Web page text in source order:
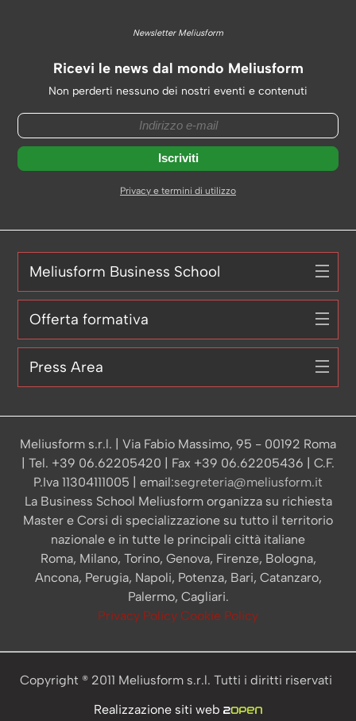
Newsletter Meliusform
Ricevi le news dal mondo Meliusform
Non perderti nessuno dei nostri eventi e contenuti
Privacy e termini di utilizzo
Meliusform Business School
Offerta formativa
Press Area
Meliusform s.r.l. | Via Fabio Massimo, 95 - 00192 Roma
| Tel. +39 06.62205420 | Fax +39 06.62205436 | C.F.
P.Iva 11304111005 | email:segreteria@meliusform.it
La Business School Meliusform organizza su richiesta
Master e Corsi di specializzazione su tutto il territorio
nazionale e in tutte le principali città italiane
Roma, Milano, Torino, Genova, Firenze, Bologna,
Ancona, Perugia, Napoli, Potenza, Bari, Catanzaro,
Palermo, Cagliari.
Privacy Policy Cookie Policy
Copyright ® 2011 Meliusform s.r.l. Tutti i diritti riservati
Realizzazione siti web